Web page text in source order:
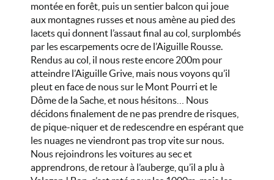
montée en forêt, puis un sentier balcon qui joue
aux montagnes russes et nous amène au pied des
lacets qui donnent l’assaut final au col, surplombés
par les escarpements ocre de l’Aiguille Rousse.
Rendus au col, il nous reste encore 200m pour
atteindre l’Aiguille Grive, mais nous voyons qu’il
pleut en face de nous sur le Mont Pourri et le
Dôme de la Sache, et nous hésitons… Nous
décidons finalement de ne pas prendre de risques,
de pique-niquer et de redescendre en espérant que
les nuages ne viendront pas trop vite sur nous.
Nous rejoindrons les voitures au sec et
apprendrons, de retour à l’auberge, qu’il a plu à